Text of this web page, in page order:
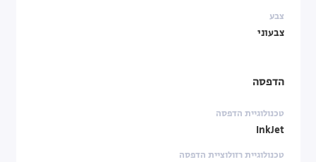
צבע
צבעוני
הדפסה
טכנולוגיית הדפסה
InkJet
טכנולוגיית רזולוציית הדפסה